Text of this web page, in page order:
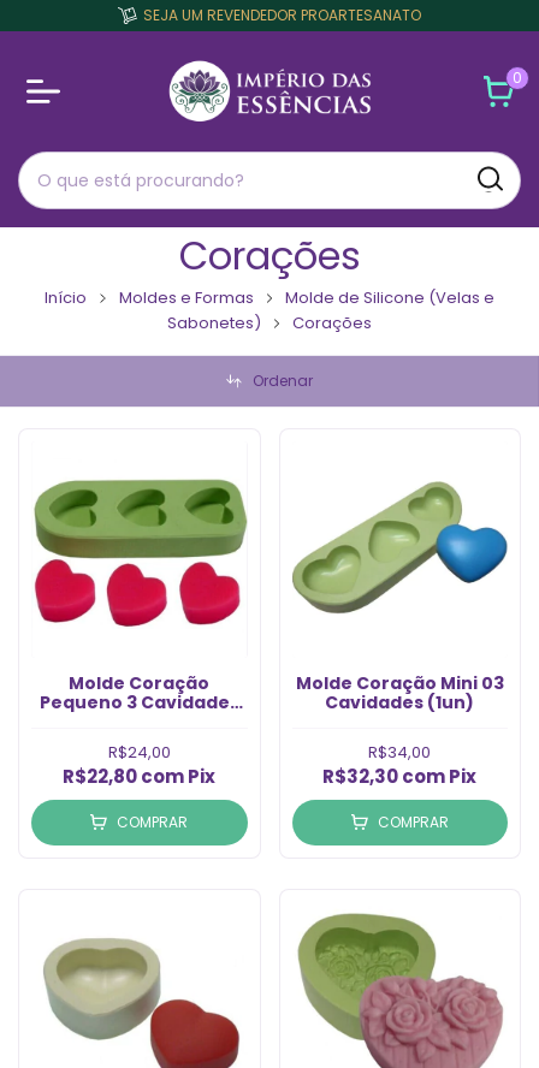
SEJA UM REVENDEDOR PROARTESANATO
0
Corações
Início Moldes e Formas
Molde de Silicone (Velas e
Sabonetes)
Corações
Ordenar
Molde Coração
Pequeno 3 Cavidades
R$24,00
R$22,80comPix
COMPRAR
Molde Coração Mini 03
Cavidades (1un)
R$34,00
R$32,30comPix
COMPRAR